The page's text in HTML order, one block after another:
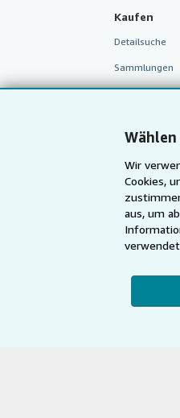
Wir
Cookies,
aus, um
Kaufen
Detailsuche
Sammlungen
Nutzerkonto
Warenkorb